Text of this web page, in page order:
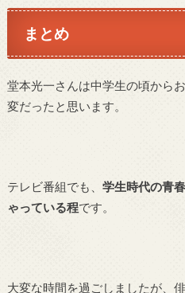
まとめ
堂本光一さんは中学生の頃から
変だったと思います。
テレビ番組でも、 学生時代の青
ゃっている程です。
大変な時間を過ごしましたが、